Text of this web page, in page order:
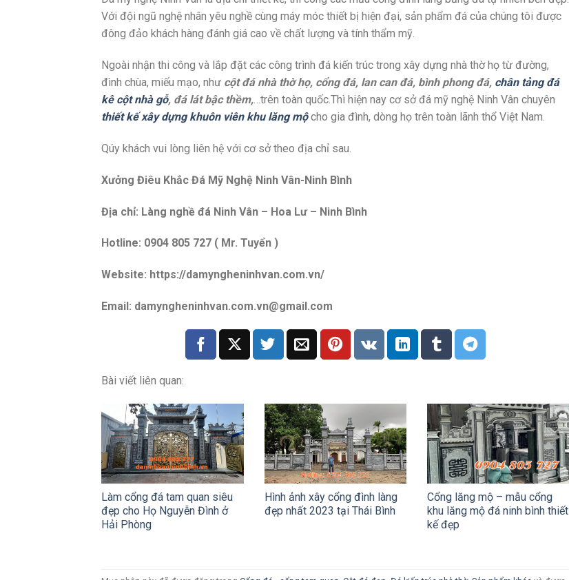
Với đội ngũ nghệ nhân yêu nghề cùng máy móc thiết bị hiện đại, sản phẩm đá của chúng tôi được
đông đảo khách hàng đánh giá cao về chất lượng và tính thẩm mỹ.
Ngoài nhận thi công và lắp đặt các công trình đá kiến trúc trong xây dựng nhà thờ họ từ đường,
đình chùa, miếu mạo, như cột đá nhà thờ họ, cổng đá, lan can đá, bình phong đá, chân tảng đá
kê cột nhà gỗ, đá lát bậc thềm,…trên toàn quốc.Thì hiện nay cơ sở đá mỹ nghệ Ninh Vân chuyên
thiết kế xây dựng khuôn viên khu lăng mộcho gia đình, dòng họ trên toàn lãnh thổ Việt Nam.
Qúy khách vui lòng liên hệ với cơ sở theo địa chỉ sau.
Xưởng Điêu Khắc Đá Mỹ Nghệ Ninh Vân-Ninh Bình
Địa chỉ: Làng nghề đá Ninh Vân – Hoa Lư – Ninh Bình
Hotline: 0904 805 727 ( Mr. Tuyển )
Website: https://damyngheninhvan.com.vn/
Email: damyngheninhvan.com.vn@gmail.com
Bài viết liên quan:
Làm cổng đá tam quan siêu
đẹp cho Họ Nguyễn Đình ở
Hải Phòng
Hình ảnh xây cổng đình làng
đẹp nhất 2023 tại Thái Bình
Cổng lăng mộ – mẫu cổng
khu lăng mộ đá ninh bình thiết
kế đẹp